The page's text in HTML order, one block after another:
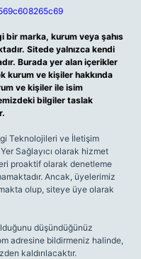
bir marka, kurum veya şahıs
Sitede yalnızca kendi
Burada yer alan içerikler
kurum ve kişiler hakkında
ve kişiler ile isim
bilgiler taslak
Teknolojileri ve İletişim
Sağlayıcı olarak hizmet
proaktif olarak denetleme
Ancak, üyelerimiz
olup, siteye üye olarak
düşündüğünüz
adresine bildirmeniz halinde,
kaldırılacaktır.